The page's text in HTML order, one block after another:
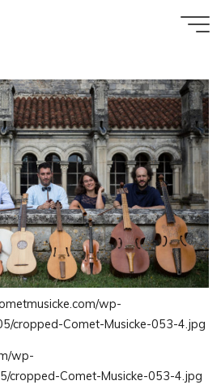
wp-
cropped-Comet-Musicke-053-4.jpg
wp-
cropped-Comet-Musicke-053-4.jpg